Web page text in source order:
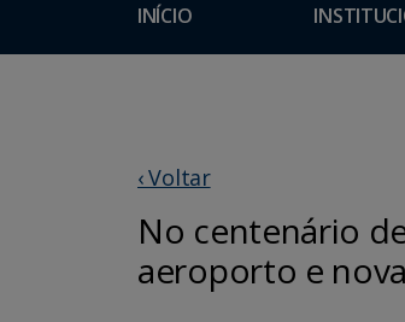
INÍCIO
‹ Voltar
No centenário
aeroporto e